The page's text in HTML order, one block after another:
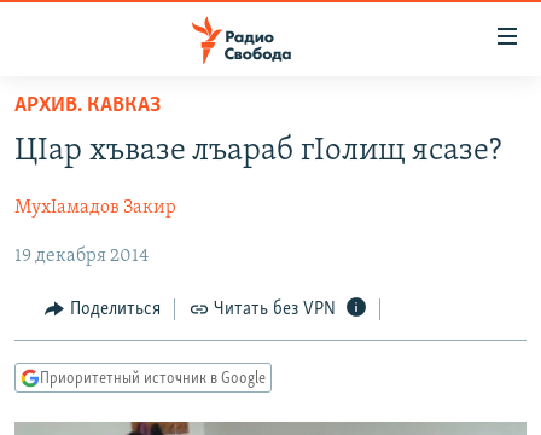
упрощенного
доступа
содержанию
Вернутся
главной
навигации
Вернутся
ПОДКАСТЫ
АВТОРСКИЕ ПРОЕКТЫ
ЦИТАТЫ СВОБОДЫ
МНЕНИЯ
КУЛЬТУРА
IDEL.РЕАЛИИ
АРХИВ. КАВКАЗ
ЦIар хъвазе лъараб гIолищ ясазе?
МухIамадов Закир
19 декабря 2014
Поделиться Читать без VPN
Приоритетный источник в Google